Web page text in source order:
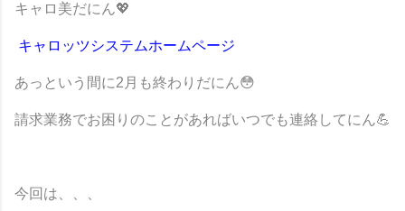
キャロ美だにん💖
キャロッツシステムホームページ
あっという間に2 月も終わりだにん😳
請求業務でお困りのことがあればいつでも連絡してにん💪
今回は、、、